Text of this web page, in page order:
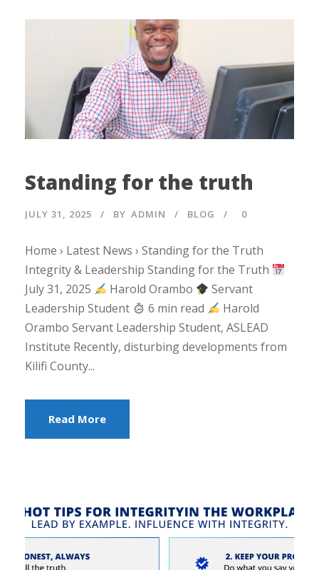
Standing for the truth
JULY 31, 2025 BY ADMIN BLOG 0
Home › Latest News › Standing for the Truth
Integrity & Leadership Standing for the Truth
July 31, 2025
Harold Orambo
Servant
Leadership Student
6 min read
Harold
Orambo Servant Leadership Student, ASLEAD
Institute Recently, disturbing developments from
Kilifi County...
Read More